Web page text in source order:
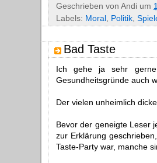
Geschrieben von Andi um
Labels: Moral Politik
Bad Taste
Ich gehe ja sehr
Gesundheitsgründe auch
Der vielen unheimlich
Bevor der geneigte Leser
zur Erklärung
Taste-Party war, manche